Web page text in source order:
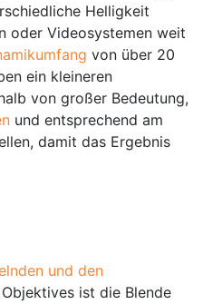
Helligkeit
oder Videosystemen weit
von über 20
ein kleineren
von großer Bedeutung,
und entsprechend am
damit das Ergebnis
und den
ist die Blende